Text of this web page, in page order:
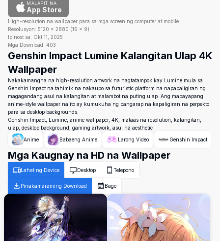
MALAPIT NA
App Store
High-resolution na wallpaper para sa mga screen ng computer at mobile
Resolusyon: 5120 × 2880 (16 × 9)
Ipinost sa: Okt 11, 2025
Mga Download: 403
Genshin Impact Lumine Kalangitan Ulap 4K
Wallpaper
Nakakamangha na high-resolution artwork na nagtatampok kay Lumine mula sa
Genshin Impact na tahimik na nakaupo sa futuristic platform na napapaligiran ng
magagandang asul na kalangitan at malambot na puting ulap. Ang mapayapang
anime-style wallpaper na ito ay kumukuha ng pangarap na kapaligiran na perpekto
para sa desktop backgrounds.
Genshin Impact, Lumine, anime wallpaper, 4K, mataas na resolution, kalangitan,
ulap, desktop background, gaming artwork, asul na aesthetic
Anime
Babaeng Anime Larong Video Genshin Impact
Mga Kaugnay na HD na Wallpaper
Lahat ng Device Desktop Telepono
Pinakamaraming Download Bago